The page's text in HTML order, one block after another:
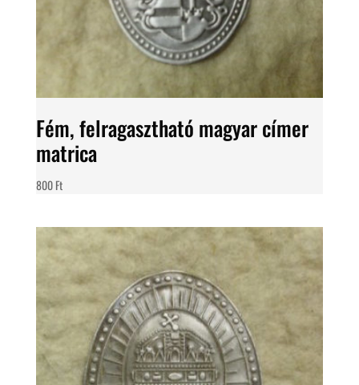
Fém, felragasztható magyar címer
matrica
800Ft